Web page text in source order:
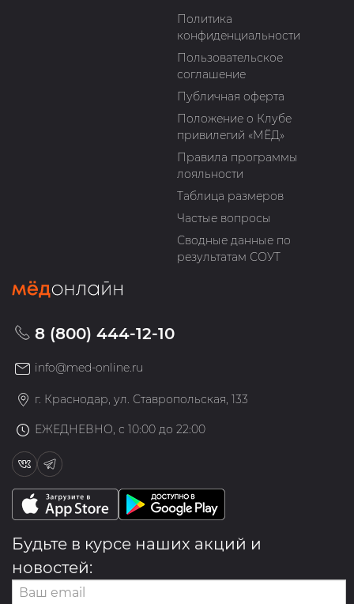
Политика
конфиденциальности
Пользовательское
соглашение
Публичная оферта
Положение о Клубе
привилегий «МЁД»
Правила программы
лояльности
Таблица размеров
Частые вопросы
Сводные данные по
результатам СОУТ
8 (800) 444-12-10
info@med-online.ru
г. Краснодар, ул. Ставропольская, 133
ЕЖЕДНЕВНО, с 10:00 до 22:00
Будьте в курсе наших акций и
новостей: